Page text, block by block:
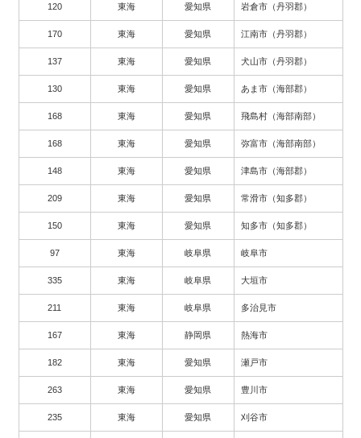
120 東海 愛知県 岩倉市（丹羽郡）
170 東海 愛知県 江南市（丹羽郡）
137 東海 愛知県 犬山市（丹羽郡）
130 東海 愛知県 あま市（海部郡）
168 東海 愛知県 飛島村（海部南部）
168 東海 愛知県 弥富市（海部南部）
148 東海 愛知県 津島市（海部郡）
209 東海 愛知県 常滑市（知多郡）
150 東海 愛知県 知多市（知多郡）
97 東海 岐阜県 岐阜市
335 東海 岐阜県 大垣市
211 東海 岐阜県 多治見市
167 東海 静岡県 熱海市
182 東海 愛知県 瀬戸市
263 東海 愛知県 豊川市
235 東海 愛知県 刈谷市